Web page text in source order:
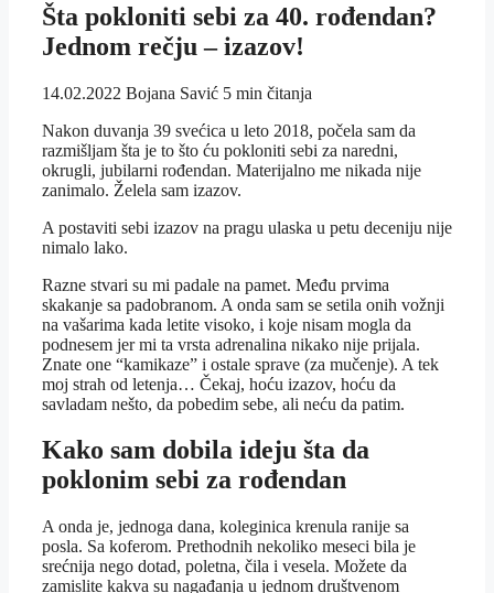
Šta pokloniti sebi za 40. rođendan?
Jednom rečju – izazov!
14.02.2022 Bojana Savić 5 min čitanja
Nakon duvanja 39 svećica u leto 2018, počela sam da
razmišljam šta je to što ću pokloniti sebi za naredni,
okrugli, jubilarni rođendan. Materijalno me nikada nije
zanimalo. Želela sam izazov.
A postaviti sebi izazov na pragu ulaska u petu deceniju nije
nimalo lako.
Razne stvari su mi padale na pamet. Među prvima
skakanje sa padobranom. A onda sam se setila onih vožnji
na vašarima kada letite visoko, i koje nisam mogla da
podnesem jer mi ta vrsta adrenalina nikako nije prijala.
Znate one “kamikaze” i ostale sprave (za mučenje). A tek
moj strah od letenja… Čekaj, hoću izazov, hoću da
savladam nešto, da pobedim sebe, ali neću da patim.
Kako sam dobila ideju šta da
poklonim sebi za rođendan
A onda je, jednoga dana, koleginica krenula ranije sa
posla. Sa koferom. Prethodnih nekoliko meseci bila je
srećnija nego dotad, poletna, čila i vesela. Možete da
zamislite kakva su nagađanja u jednom društvenom